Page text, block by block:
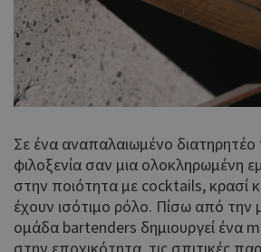
Σε ένα αναπαλαιωμένο διατηρητέο
φιλοξενία σαν μια ολοκληρωμένη
στην ποιότητα με cocktails, κρασί
έχουν ισότιμο ρόλο. Πίσω από την
ομάδα bartenders δημιουργεί ένα